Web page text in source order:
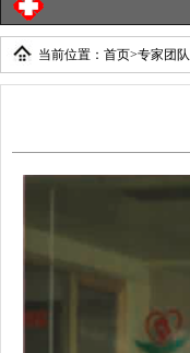
康复科
当前位置： 首页>专家团队